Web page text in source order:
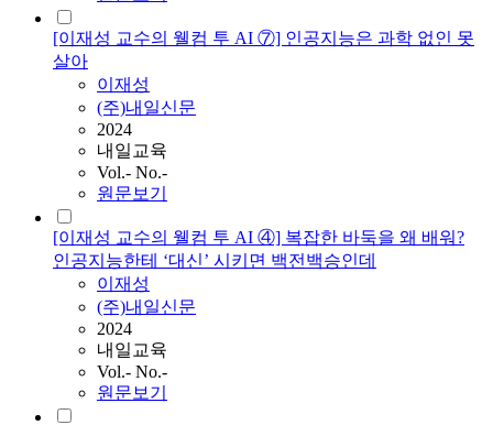
[이재성 교수의 웰컴 투 AI ⑦] 인공지능은 과학 없인 못
살아
이재성
(주)내일신문
2024
내일교육
Vol.- No.-
원문보기
[이재성 교수의 웰컴 투 AI ④] 복잡한 바둑을 왜 배워?
인공지능한테 ‘대신’ 시키면 백전백승인데
이재성
(주)내일신문
2024
내일교육
Vol.- No.-
원문보기